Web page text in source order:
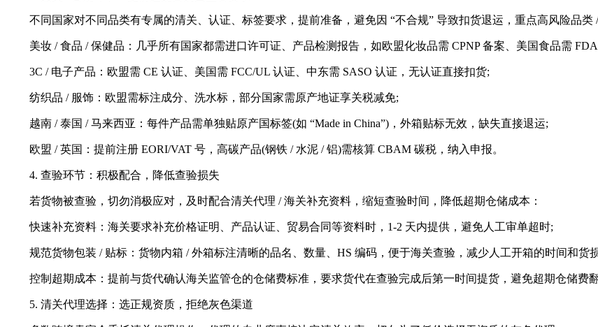
不同国家对不同品类有专属的清关、认证、标签要求，提前准备，避免因 “不合规” 导致扣货退运，重点高风险品类 /
美妆 / 食品 / 保健品：几乎所有国家都需进口许可证、产品检测报告，如欧盟化妆品需 CPNP 备案、美国食品需
3C / 电子产品：欧盟需 CE 认证、美国需 FCC/UL 认证、中东需 SASO 认证，无认证直接扣货;
纺织品 / 服饰：欧盟需标注成分、洗水标，部分国家需原产地证享关税减免;
越南 / 泰国 / 马来西亚：每件产品需单独贴原产国标签(如 “Made in China”)，外箱贴标无效，缺失直接退运;
欧盟 / 英国：提前注册 EORI/VAT 号，高碳产品(钢铁 / 水泥 / 铝)需核算 CBAM 碳税，纳入申报。
4. 查验环节：积极配合，降低查验损失
若货物被查验，切勿消极应对，及时配合清关代理 / 海关补充资料，缩短查验时间，降低超期仓储成本：
快速补充资料：海关要求补充价格证明、产品认证、贸易合同等资料时，1-2 天内提供，避免人工审单超时;
规范货物包装 / 贴标：货物内箱 / 外箱标注清晰的品名、数量、HS 编码，便于海关查验，减少人工开箱的时间和货
控制超期成本：提前与货代确认海关监管仓的仓储费标准，要求货代在查验完成后第一时间提货，避免超期仓储费翻
5. 清关代理选择：选正规资质，拒绝灰色渠道